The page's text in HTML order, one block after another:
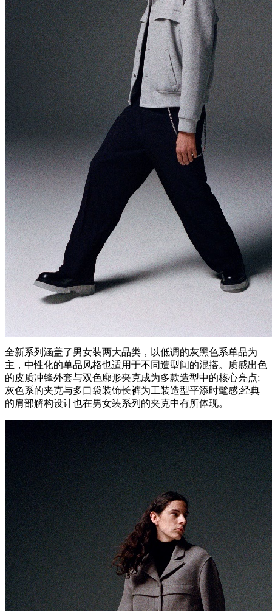
全新系列涵盖了男女装两大品类，以低调的灰黑色系单品为
主，中性化的单品风格也适用于不同造型间的混搭。质感出色
的皮质冲锋外套与双色廓形夹克成为多款造型中的核心亮点;
灰色系的夹克与多口袋装饰长裤为工装造型平添时髦感;经典
的肩部解构设计也在男女装系列的夹克中有所体现。